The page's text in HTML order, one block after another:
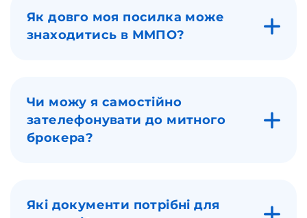
Як довго моя посилка може
знаходитись в ММПО?
Чи можу я самостійно
зателефонувати до митного
брокера?
Які документи потрібні для